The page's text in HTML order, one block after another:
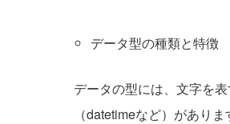
データ型の種類と特徴
データの型には、文字を
（datetimeなど）があり